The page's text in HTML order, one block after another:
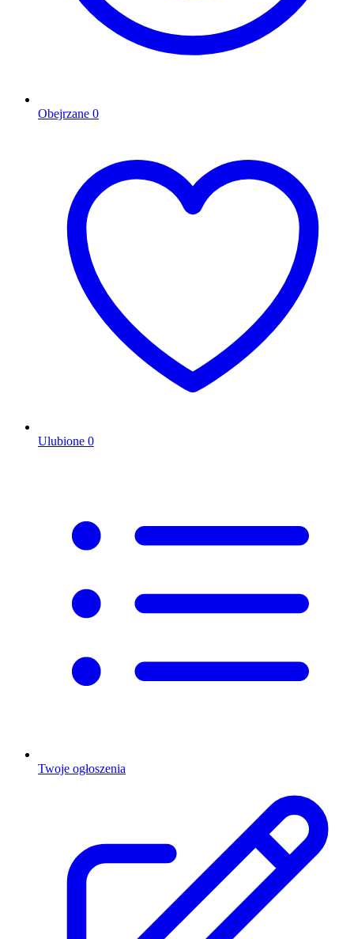
Obejrzane 0
Ulubione 0
Twoje ogłoszenia